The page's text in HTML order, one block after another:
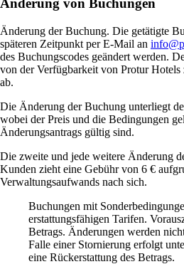
Änderung von Buchungen
Änderung der Buchung. Die getätigte
späteren Zeitpunkt per E-Mail an
des Buchungscodes geändert werden.
von der Verfügbarkeit von Protur
ab.
Die Änderung der Buchung unterliegt
wobei der Preis und die Bedingungen
Änderungsantrags gültig sind.
Die zweite und jede weitere Änderung
Kunden zieht eine Gebühr von 6 €
Verwaltungsaufwands nach sich.
Buchungen mit
erstattungsfähigen Tarifen.
Betrags. Änderungen werden
Falle einer Stornierung erfolgt
eine Rückerstattung des Betrags.